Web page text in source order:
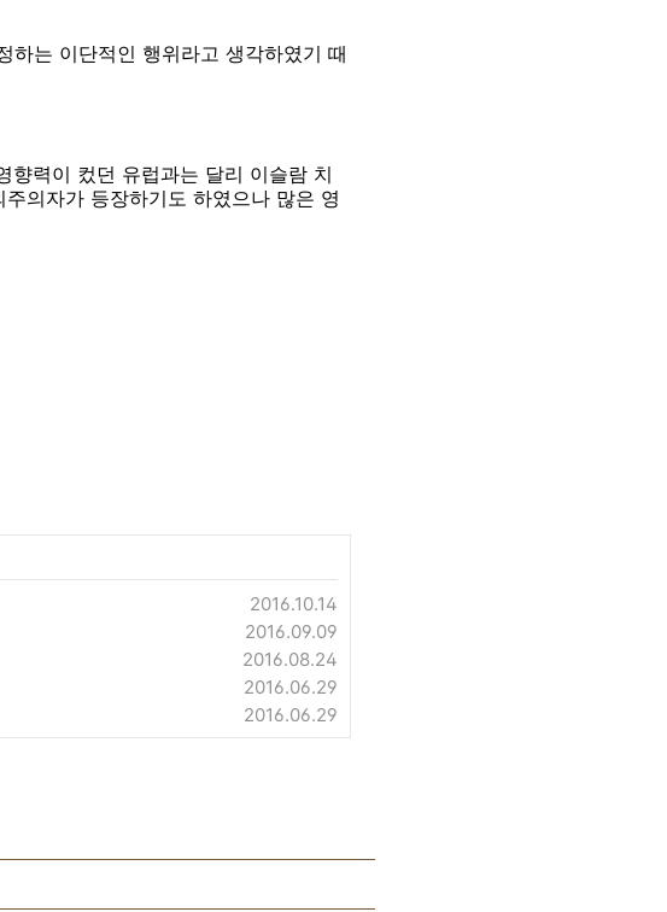
하는 이단적인 행위라고 생각하였기 때
향력이 컸던 유럽과는 달리 이슬람 치
의자가 등장하기도 하였으나 많은 영
2016.10.14
2016.09.09
2016.08.24
2016.06.29
2016.06.29